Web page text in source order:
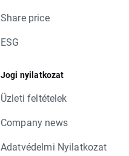
Share price
ESG
Jogi nyilatkozat
Üzleti feltételek
Company news
Adatvédelmi Nyilatkozat